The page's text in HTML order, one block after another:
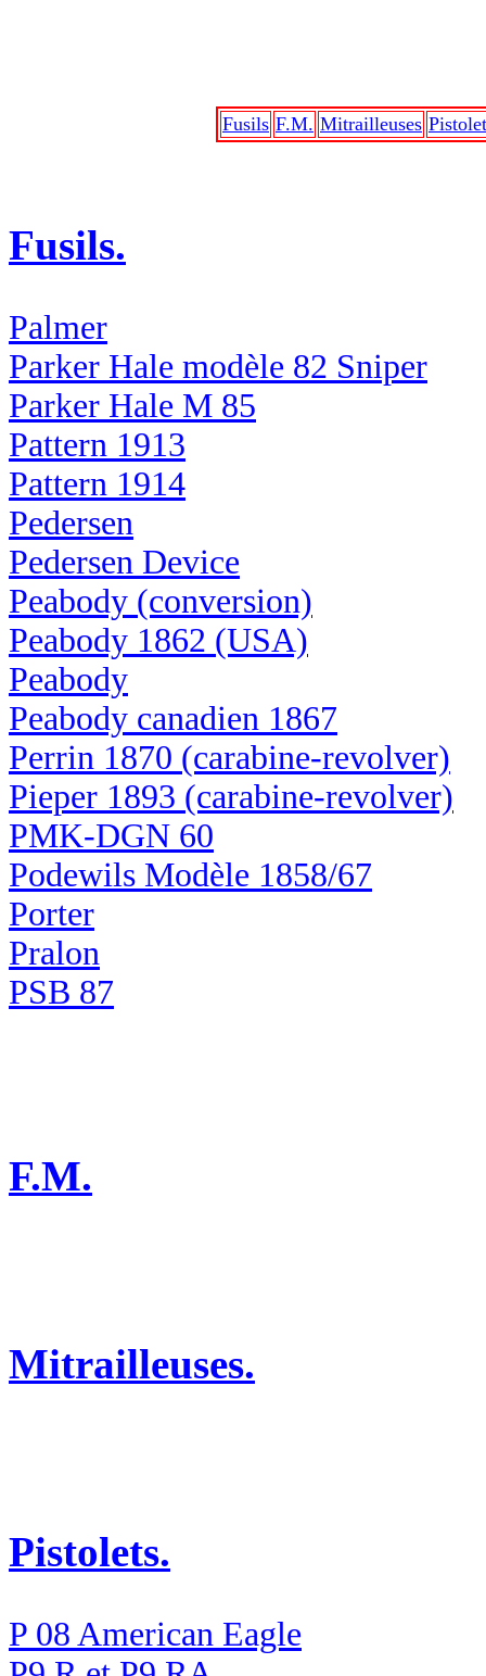
Fusils F.M. Mitrailleuses
Fusils.
Palmer
Parker Hale modèle 82 Sniper
Parker Hale M 85
Pattern 1913
Pattern 1914
Pedersen
Pedersen Device
Peabody (conversion)
Peabody 1862 (USA)
Peabody
Peabody canadien 1867
Perrin 1870 (carabine-revolver)
Pieper 1893 (carabine-revolver)
PMK-DGN 60
Podewils Modèle 1858/67
Porter
Pralon
PSB 87
F.M.
Mitrailleuses.
Pistolets.
P 08 American Eagle